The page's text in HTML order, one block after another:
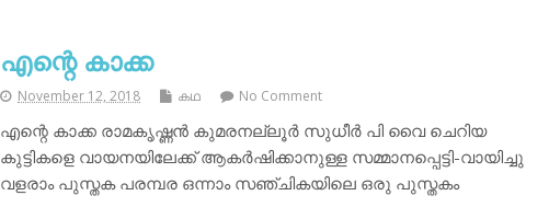
എന്റെ കാക്ക
November 12, 2018 കഥ No Comment
എന്റെ കാക്ക രാമകൃഷ്ണൻ കുമരനല്ലൂർ സുധീർ പി വൈ ചെറിയ
കുട്ടികളെ വായനയിലേക്ക് ആകർഷിക്കാനുള്ള സമ്മാനപ്പെട്ടി-വായിച്ചു
വളരാം പുസ്തക പരമ്പര ഒന്നാം സഞ്ചികയിലെ ഒരു പുസ്തകം